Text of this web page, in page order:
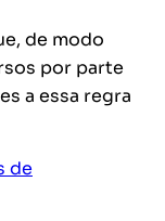
de modo
por parte
a essa regra
de